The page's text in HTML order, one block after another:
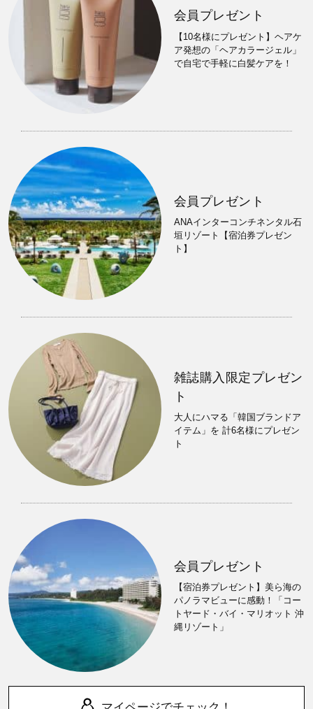
会員プレゼント
【10名様にプレゼント】ヘアケ
ア発想の「ヘアカラージェル」
で自宅で手軽に白髪ケアを！
会員プレゼント
ANAインターコンチネンタル石
垣リゾート【宿泊券プレゼン
ト】
雑誌購入限定プレゼン
ト
大人にハマる「韓国ブランドア
イテム」を 計6名様にプレゼン
ト
会員プレゼント
【宿泊券プレゼント】美ら海の
パノラマビューに感動！「コー
トヤード・バイ・マリオット 沖
縄リゾート」